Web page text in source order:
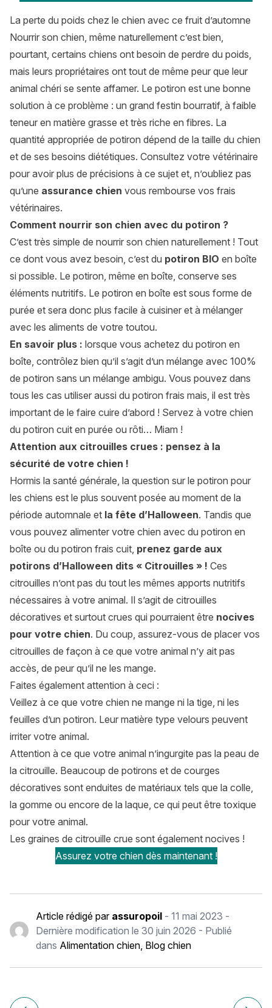
La perte du poids chez le chien avec ce fruit d’automne
Nourrir son chien, même naturellement c’est bien,
pourtant, certains chiens ont besoin de perdre du poids,
mais leurs propriétaires ont tout de même peur que leur
animal chéri se sente affamer. Le potiron est une bonne
solution à ce problème : un grand festin bourratif, à faible
teneur en matière grasse et très riche en fibres. La
quantité appropriée de potiron dépend de la taille du chien
et de ses besoins diététiques. Consultez votre vétérinaire
pour avoir plus de précisions à ce sujet et, n’oubliez pas
qu’une assurance chien vous rembourse vos frais
vétérinaires.
Comment nourrir son chien avec du potiron ?
C’est très simple de nourrir son chien naturellement ! Tout
ce dont vous avez besoin, c’est du potiron BIO en boîte
si possible. Le potiron, même en boîte, conserve ses
éléments nutritifs. Le potiron en boîte est sous forme de
purée et sera donc plus facile à cuisiner et à mélanger
avec les aliments de votre toutou.
En savoir plus : lorsque vous achetez du potiron en
boîte, contrôlez bien qu’il s’agit d’un mélange avec 100%
de potiron sans un mélange ambigu. Vous pouvez dans
tous les cas utiliser aussi du potiron frais mais, il est très
important de le faire cuire d’abord ! Servez à votre chien
du potiron cuit en purée ou rôti… Miam !
Attention aux citrouilles crues : pensez à la
sécurité de votre chien !
Hormis la santé générale, la question sur le potiron pour
les chiens est le plus souvent posée au moment de la
période automnale et la fête d’Halloween. Tandis que
vous pouvez alimenter votre chien avec du potiron en
boîte ou du potiron frais cuit, prenez garde aux
potirons d’Halloween dits « Citrouilles » ! Ces
citrouilles n’ont pas du tout les mêmes apports nutritifs
nécessaires à votre animal. Il s’agit de citrouilles
décoratives et surtout crues qui pourraient être nocives
pour votre chien. Du coup, assurez-vous de placer vos
citrouilles de façon à ce que votre animal n’y ait pas
accès, de peur qu’il ne les mange.
Faites également attention à ceci :
Veillez à ce que votre chien ne mange ni la tige, ni les
feuilles d’un potiron. Leur matière type velours peuvent
irriter votre animal.
Attention à ce que votre animal n’ingurgite pas la peau de
la citrouille. Beaucoup de potirons et de courges
décoratives sont enduites de matériaux tels que la colle,
la gomme ou encore de la laque, ce qui peut être toxique
pour votre animal.
Les graines de citrouille crue sont également nocives !
Assurez votre chien dès maintenant !
Article rédigé par assuropoil- 11 mai 2023 -
Dernière modification le 30 juin 2026 - Publié
dans Alimentation chien, Blog chien
Navigation